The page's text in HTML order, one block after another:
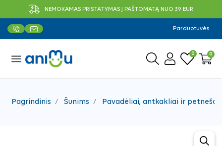
NEMOKAMAS PRISTATYMAS Į PAŠTOMATĄ NUO 39 EUR
Parduotuvės
menu 0 0
Pagrindinis Šunims Pavadėliai, antkakliai ir petnešos